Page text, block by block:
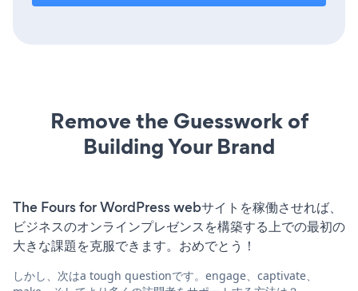
Remove the Guesswork of
Building Your Brand
The Fours for WordPress webサイトを稼働させれば、
ビジネスのオンラインプレゼンスを構築する上での最初の
大きな課題を克服できます。おめでとう！
しかし、次はa tough questionです。engage、captivate、